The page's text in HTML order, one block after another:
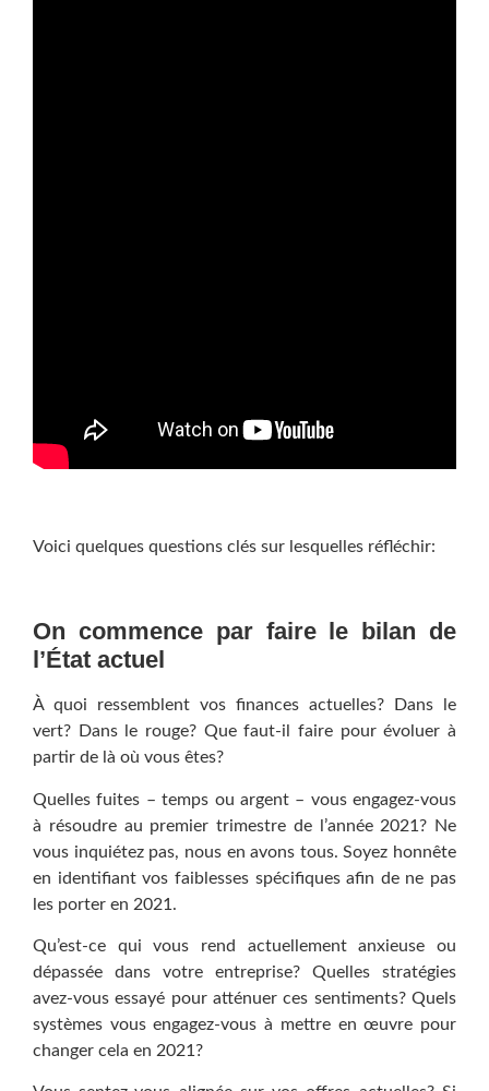
Voici quelques questions clés sur lesquelles réfléchir:
On commence par faire le bilan de
l’État actuel
À quoi ressemblent vos finances actuelles? Dans le
vert? Dans le rouge? Que faut-il faire pour évoluer à
partir de là où vous êtes?
Quelles fuites – temps ou argent – vous engagez-vous
à résoudre au premier trimestre de l’année 2021? Ne
vous inquiétez pas, nous en avons tous. Soyez honnête
en identifiant vos faiblesses spécifiques afin de ne pas
les porter en 2021.
Qu’est-ce qui vous rend actuellement anxieuse ou
dépassée dans votre entreprise? Quelles stratégies
avez-vous essayé pour atténuer ces sentiments? Quels
systèmes vous engagez-vous à mettre en œuvre pour
changer cela en 2021?